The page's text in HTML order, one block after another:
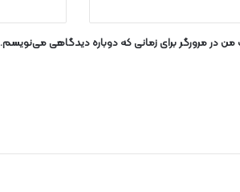
من در مرورگر برای زمانی که دوباره دیدگاهی می‌نویسم.